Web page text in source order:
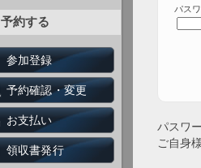
予約する
参加登録
予約確認・変更
お支払い
領収書発行
パス
パスワ
ご自身